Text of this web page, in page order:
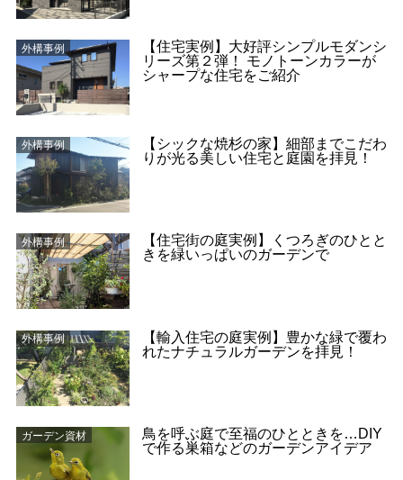
外構事例
【住宅実例】大好評シンプルモダンシ
リーズ第２弾！ モノトーンカラーが
シャープな住宅をご紹介
外構事例
【シックな焼杉の家】細部までこだわ
りが光る美しい住宅と庭園を拝見！
外構事例
【住宅街の庭実例】くつろぎのひとと
きを緑いっぱいのガーデンで
外構事例
【輸入住宅の庭実例】豊かな緑で覆わ
れたナチュラルガーデンを拝見！
ガーデン資材
鳥を呼ぶ庭で至福のひとときを…DIY
で作る巣箱などのガーデンアイデア